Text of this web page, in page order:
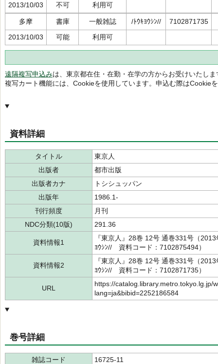
2013/10/03
不可 利用可
多摩 書庫 一般雑誌 /ﾄｳｷﾖｳｼﾝ//
7102871735
2013/10/03
可能 利用可
遠隔複写申込みは、東京都在住・在勤・在学の方からお受けいたしま
複写カート機能には、Cookieを使用しています。申込む際はCookie
資料詳細
タイトル
東京人
出版者
都市出版
出版者カナ
トシシュッパン
出版年
1986.1-
刊行頻度
月刊
NDC分類(10版)
291.36
資料情報1
『東京人』28巻 12号 通巻331号（
ﾖｳｼﾝ// 資料コード：7102875494）
資料情報2
『東京人』28巻 12号 通巻331号（
ﾖｳｼﾝ// 資料コード：7102871735）
URL
https://catalog.library.metro.tokyo.lg.jp/
lang=ja&bibid=2252186584
巻号詳細
雑誌コード
16725-11